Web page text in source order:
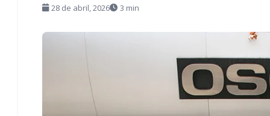
28 de abril, 2026 3 min